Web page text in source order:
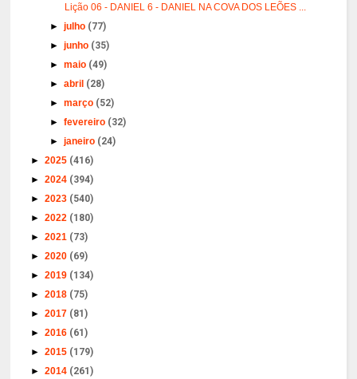
Lição 06 - DANIEL 6 - DANIEL NA COVA DOS LEÕES ...
►julho (77)
►junho (35)
►maio (49)
►abril (28)
►março (52)
►fevereiro (32)
►janeiro (24)
►2025 (416)
►2024 (394)
►2023 (540)
►2022 (180)
►2021 (73)
►2020 (69)
►2019 (134)
►2018 (75)
►2017 (81)
►2016 (61)
►2015 (179)
►2014 (261)